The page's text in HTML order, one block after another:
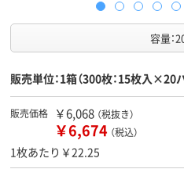
容量：
販売単位：1箱（300枚：15枚入×20
販売価格 ￥6,068 （税抜き）
￥6,674 （税込）
1枚あたり￥22.25